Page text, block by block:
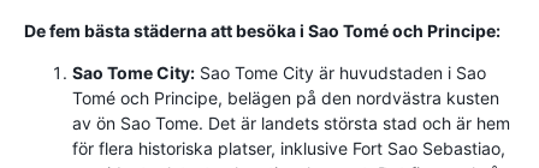
De fem bästa städerna att besöka i Sao Tomé och Principe:
Sao Tome City: Sao Tome City är huvudstaden i Sao
Tomé och Principe, belägen på den nordvästra kusten
av ön Sao Tome. Det är landets största stad och är hem
för flera historiska platser, inklusive Fort Sao Sebastiao,